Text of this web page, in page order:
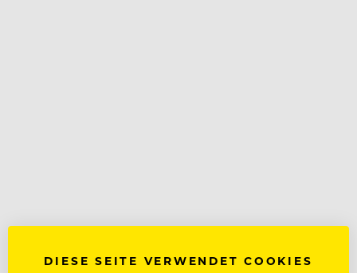
DIESE SEITE VERWENDET COOKIES